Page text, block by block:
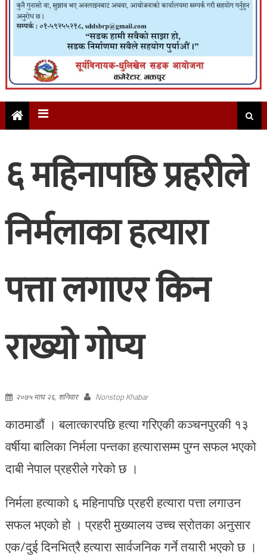
६ महिनापछि प्रहरीले
निर्मलाका हत्यारा
पत्ता लगाएर किन
राख्यो गोप्य
२०७५ माघ २६, शनिवार Nonstop Khabar
काठमाडौं । बलात्कारपछि हत्या गरिएकी कञ्चनपुरकी १३
वर्षीया बालिका निर्मला पन्तका हत्यारासम्म पुग्न सफल भएको
दाबी नेपाल प्रहरीले गरेको छ ।
निर्मला हत्याको ६ महिनापछि प्रहरी हत्यारा पत्ता लगाउन
सफल भएको हो । प्रहरी मुख्यालय उच्च स्रोतका अनुसार
एक/दुई दिनभित्रै हत्यारा सार्वजनिक गर्ने तयारी भएको छ ।